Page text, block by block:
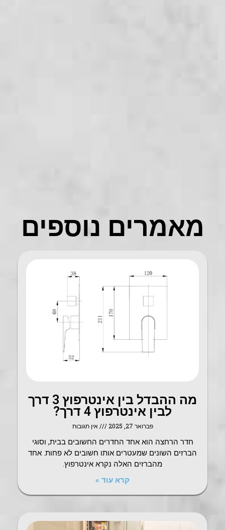
מאמרים נוספים
מה ההבדל בין אינטרפוץ 3 דרך
לבין אינטרפוץ 4 דרך?
פברואר 27, 2025 אין תגובות
חדר הרחצה הוא אחד החדרים החשובים בבית, וסוגי
הברזים השונים שמעטרים אותו חשובים לא פחות. אחד
מהברזים האלה נקרא אינטרפוץ.
קרא עוד »